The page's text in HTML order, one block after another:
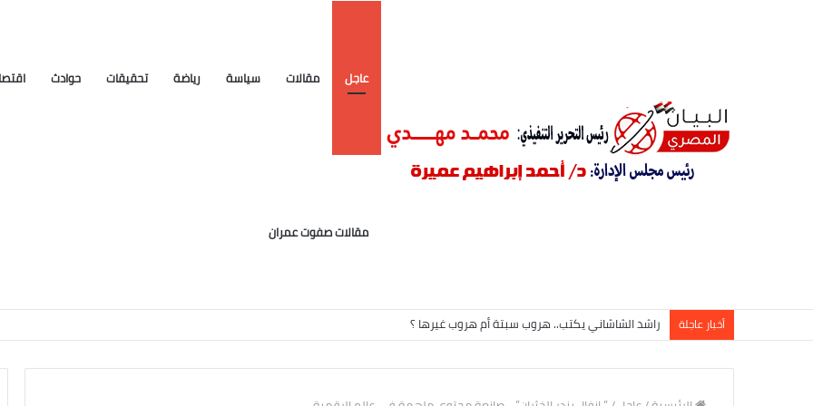
عاجل مقالات سياسة رياضة تحقيقات حوادث
مقالات صفوت عمران
أخبار عاجلة راشد الشاشاني يكتب.. هروب سبتة أم هروب غيرها ؟